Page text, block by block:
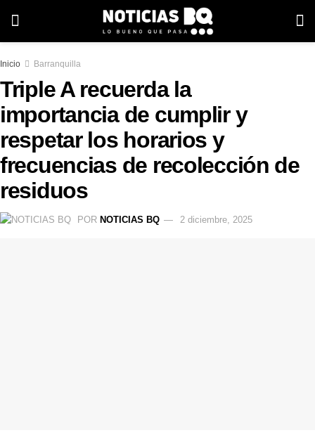
Inicio Barranquilla
Triple A recuerda la
importancia de cumplir y
respetar los horarios y
frecuencias de recolección de
residuos
POR NOTICIAS BQ 2 diciembre, 2025